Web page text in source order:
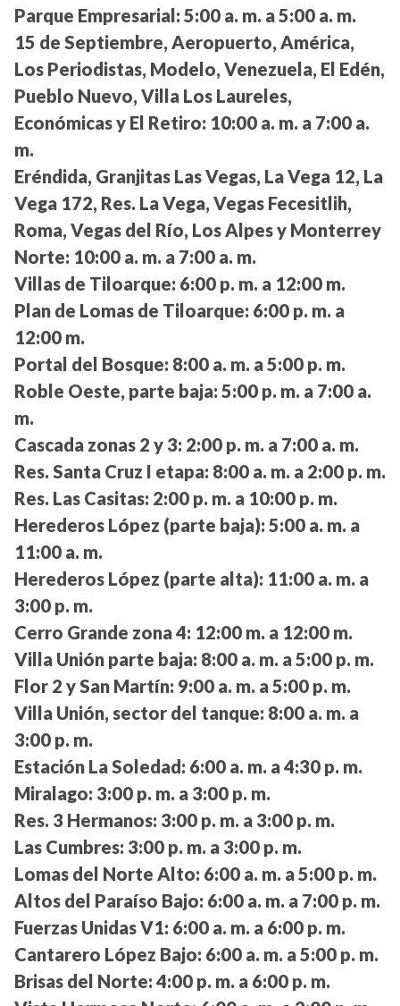
Parque Empresarial: 5:00 a. m. a 5:00 a. m.
15 de Septiembre, Aeropuerto, América,
Los Periodistas, Modelo, Venezuela, El Edén,
Pueblo Nuevo, Villa Los Laureles,
Económicas y El Retiro: 10:00 a. m. a 7:00 a.
m.
Eréndida, Granjitas Las Vegas, La Vega 12, La
Vega 172, Res. La Vega, Vegas Fecesitlih,
Roma, Vegas del Río, Los Alpes y Monterrey
Norte: 10:00 a. m. a 7:00 a. m.
Villas de Tiloarque: 6:00 p. m. a 12:00 m.
Plan de Lomas de Tiloarque: 6:00 p. m. a
12:00 m.
Portal del Bosque: 8:00 a. m. a 5:00 p. m.
Roble Oeste, parte baja: 5:00 p. m. a 7:00 a.
m.
Cascada zonas 2 y 3: 2:00 p. m. a 7:00 a. m.
Res. Santa Cruz I etapa: 8:00 a. m. a 2:00 p. m.
Res. Las Casitas: 2:00 p. m. a 10:00 p. m.
Herederos López (parte baja): 5:00 a. m. a
11:00 a. m.
Herederos López (parte alta): 11:00 a. m. a
3:00 p. m.
Cerro Grande zona 4: 12:00 m. a 12:00 m.
Villa Unión parte baja: 8:00 a. m. a 5:00 p. m.
Flor 2 y San Martín: 9:00 a. m. a 5:00 p. m.
Villa Unión, sector del tanque: 8:00 a. m. a
3:00 p. m.
Estación La Soledad: 6:00 a. m. a 4:30 p. m.
Miralago: 3:00 p. m. a 3:00 p. m.
Res. 3 Hermanos: 3:00 p. m. a 3:00 p. m.
Las Cumbres: 3:00 p. m. a 3:00 p. m.
Lomas del Norte Alto: 6:00 a. m. a 5:00 p. m.
Altos del Paraíso Bajo: 6:00 a. m. a 7:00 p. m.
Fuerzas Unidas V1: 6:00 a. m. a 6:00 p. m.
Cantarero López Bajo: 6:00 a. m. a 5:00 p. m.
Brisas del Norte: 4:00 p. m. a 6:00 p. m.